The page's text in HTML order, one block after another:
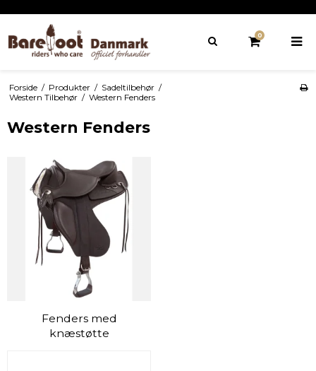
0
Forside / Produkter / Sadeltilbehør /
Western Tilbehør / Western Fenders
Western Fenders
Fenders med
knæstøtte